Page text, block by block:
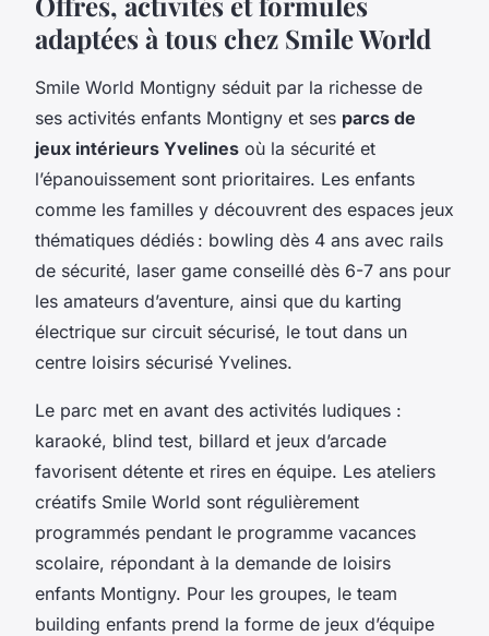
adaptées à tous chez Smile World
Smile World Montigny séduit par la richesse de
ses activités enfants Montigny et ses parcs de
jeux intérieurs Yvelines où la sécurité et
l’épanouissement sont prioritaires. Les enfants
comme les familles y découvrent des espaces jeux
thématiques dédiés : bowling dès 4 ans avec rails
de sécurité, laser game conseillé dès 6-7 ans pour
les amateurs d’aventure, ainsi que du karting
électrique sur circuit sécurisé, le tout dans un
centre loisirs sécurisé Yvelines.
Le parc met en avant des activités ludiques :
karaoké, blind test, billard et jeux d’arcade
favorisent détente et rires en équipe. Les ateliers
créatifs Smile World sont régulièrement
programmés pendant le programme vacances
scolaire, répondant à la demande de loisirs
enfants Montigny. Pour les groupes, le team
building enfants prend la forme de jeux d’équipe